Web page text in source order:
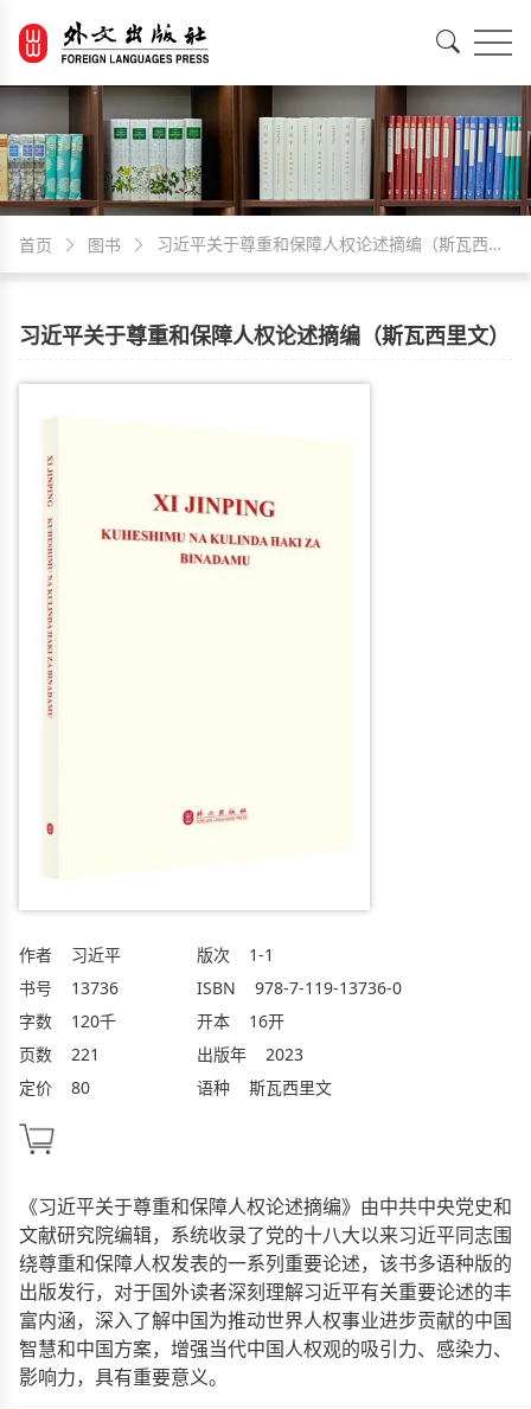
首页 图书 习近平关于尊重和保障人权论述摘编（斯瓦西里
习近平关于尊重和保障人权论述摘编（斯瓦西里文）
作者
习近平
书号
13736
字数
120千
页数
221
定价
80
版次
1-1
ISBN
978-7-119-13736-0
开本
16开
出版年
2023
语种
斯瓦西里文
《习近平关于尊重和保障人权论述摘编》由中共中央党史和
文献研究院编辑，系统收录了党的十八大以来习近平同志围
绕尊重和保障人权发表的一系列重要论述，该书多语种版的
出版发行，对于国外读者深刻理解习近平有关重要论述的丰
富内涵，深入了解中国为推动世界人权事业进步贡献的中国
智慧和中国方案，增强当代中国人权观的吸引力、感染力、
影响力，具有重要意义。